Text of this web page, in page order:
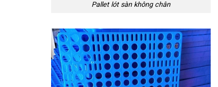
Pallet lót sàn không chân